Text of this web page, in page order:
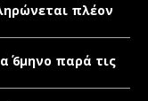
πλέον
6μηνο παρά τις